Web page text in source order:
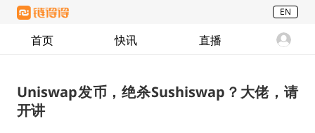
EN
首页 快讯 直播
Uniswap发币，绝杀Sushiswap？大佬，请
开讲